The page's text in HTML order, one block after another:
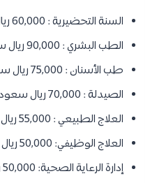
السنة التحضيرية : 60,000 ريال سعودي.
الطب البشري : 90,000 ريال سعودي سنويًا.
طب الأسنان : 75,000 ريال سعودي سنويًا.
الصيدلة : 70,000 ريال سعودي سنويًا.
العلاج الطبيعي : 55,000 ريال سعودي سنويًا.
العلاج الوظيفي: 50,000 ريال سعودي سنويًا.
إدارة الرعاية الصحية: 50,000 ريال سعودي سنويًا.